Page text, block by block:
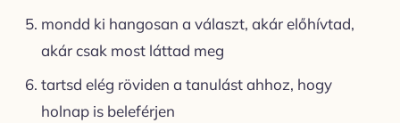
mondd ki hangosan a választ, akár előhívtad,
akár csak most láttad meg
tartsd elég röviden a tanulást ahhoz, hogy
holnap is beleférjen